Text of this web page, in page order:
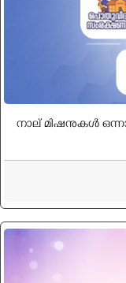
നാല് മിഷനുകൾ